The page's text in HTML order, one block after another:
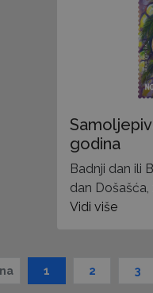
godina
Badnji dan ili
dan Došašća,
Vidi više
1 2 3